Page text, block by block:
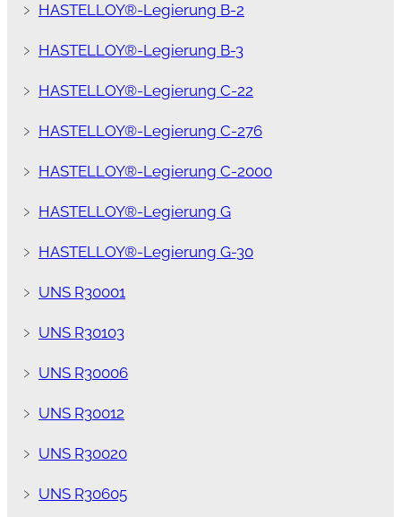
﹥ HASTELLOY®-Legierung B-2
﹥ HASTELLOY®-Legierung B-3
﹥ HASTELLOY®-Legierung C-22
﹥ HASTELLOY®-Legierung C-276
﹥ HASTELLOY®-Legierung C-2000
﹥ HASTELLOY®-Legierung G
﹥ HASTELLOY®-Legierung G-30
﹥ UNS R30001
﹥ UNS R30103
﹥ UNS R30006
﹥ UNS R30012
﹥ UNS R30020
﹥ UNS R30605